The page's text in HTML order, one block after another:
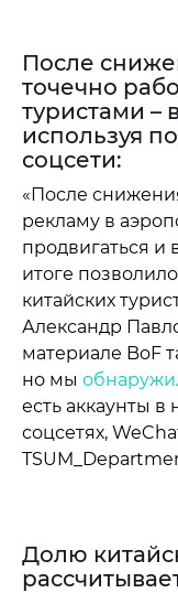
После
точечно
туристами –
используя
соцсети:
«После
рекламу в
продвигаться и
итоге
китайских
Александр
материале BoF
но мы
есть аккаунты в
соцсетях,
Долю